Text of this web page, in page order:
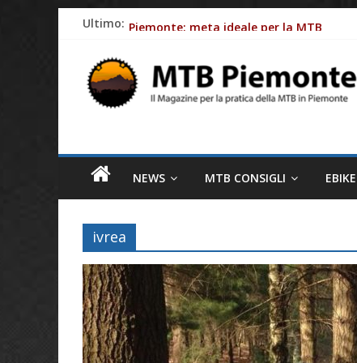
content
Ultimo: Piemonte: meta ideale per la MTB
Ciclismo e allergie primaverili: 8
Come le aziende stanno rendendo le
MTB
Piemonte
Il
magazine
pratica
della
MTB
in
Piemonte
NEWS MTB CONSIGLI EBIKE
ivrea